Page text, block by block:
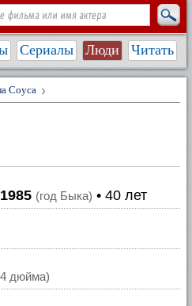
Сериалы Люди Читать
Соуса
1985 (год Быка) • 40 лет
дюйма)